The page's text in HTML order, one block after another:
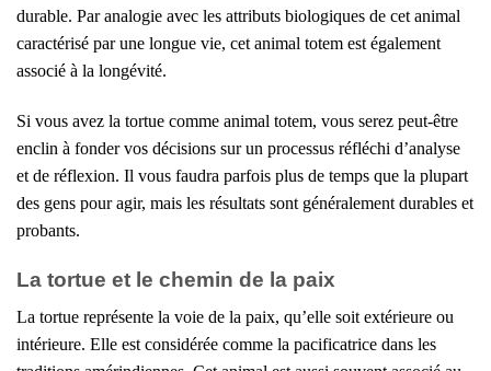
durable. Par analogie avec les attributs biologiques de cet animal
caractérisé par une longue vie, cet animal totem est également
associé à la longévité.
Si vous avez la tortue comme animal totem, vous serez peut-être
enclin à fonder vos décisions sur un processus réfléchi d’analyse
et de réflexion. Il vous faudra parfois plus de temps que la plupart
des gens pour agir, mais les résultats sont généralement durables et
probants.
La tortue et le chemin de la paix
La tortue représente la voie de la paix, qu’elle soit extérieure ou
intérieure. Elle est considérée comme la pacificatrice dans les